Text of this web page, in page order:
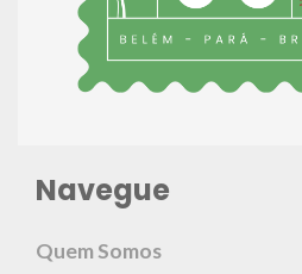
Navegue
Quem Somos